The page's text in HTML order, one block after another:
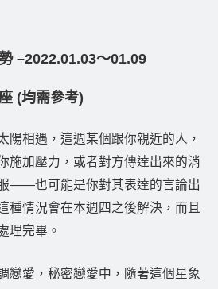
–2022.01.03〜01.09
(均需參考)
陽相遇，這週某個跟你親近的人，
施加壓力，或者對方傳達出來的消
——也可能是你對其表達的言論出
種情況會在本週四之後解決，而且
理完畢。
戀愛，秘密戀愛中，隨著這個星象